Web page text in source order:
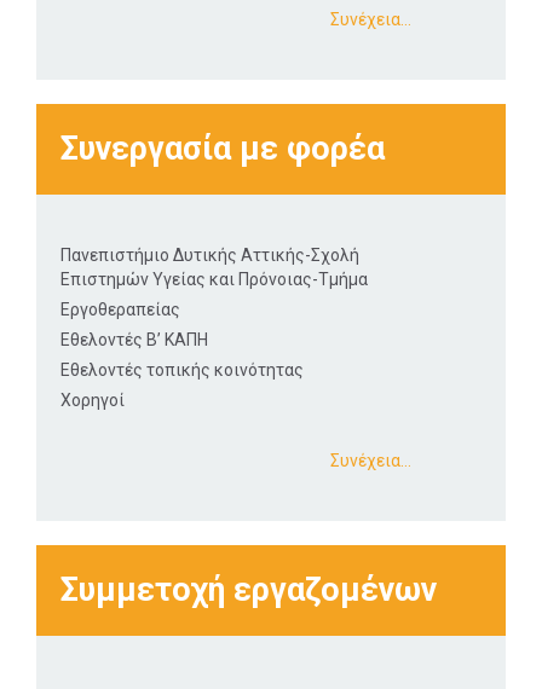
Συνέχεια…
Συνεργασία με φορέα
Πανεπιστήμιο Δυτικής Αττικής-Σχολή
Επιστημών Υγείας και Πρόνοιας-Τμήμα
Εργοθεραπείας
Εθελοντές Β’ ΚΑΠΗ
Εθελοντές τοπικής κοινότητας
Χορηγοί
Συνέχεια…
Συμμετοχή εργαζομένων